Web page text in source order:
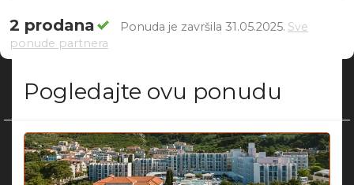
2 prodana Ponuda je završila 31.05.2025. Sve
ponude partnera
Pogledajte ovu ponudu